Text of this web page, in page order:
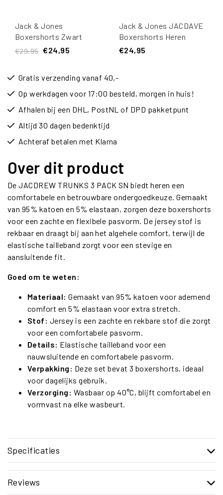
Jack & Jones
Boxershorts Zwart
Heren Trunks SENSE 3-
€29,95 €24,95
Jack & Jones JACDAVE
Boxershorts Heren
Gestreept 3-Pack
€24,95
Gratis verzending vanaf 40,-
Op werkdagen voor 17:00 besteld, morgen in huis!
Afhalen bij een DHL, PostNL of DPD pakketpunt
Altijd 30 dagen bedenktijd
Achteraf betalen met Klarna
Over dit product
De JACDREW TRUNKS 3 PACK SN biedt heren een
comfortabele en betrouwbare ondergoedkeuze. Gemaakt
van 95% katoen en 5% elastaan, zorgen deze boxershorts
voor een zachte en flexibele pasvorm. De jersey stof is
rekbaar en draagt bij aan het algehele comfort, terwijl de
elastische tailleband zorgt voor een stevige en
aansluitende fit.
Goed om te weten:
Materiaal: Gemaakt van 95% katoen voor ademend
comfort en 5% elastaan voor extra stretch.
Stof: Jersey is een zachte en rekbare stof die zorgt
voor een comfortabele pasvorm.
Details: Elastische tailleband voor een
nauwsluitende en comfortabele pasvorm.
Verpakking: Deze set bevat 3 boxershorts, ideaal
voor dagelijks gebruik.
Verzorging: Wasbaar op 40°C, blijft comfortabel en
vormvast na elke wasbeurt.
Specificaties
Reviews